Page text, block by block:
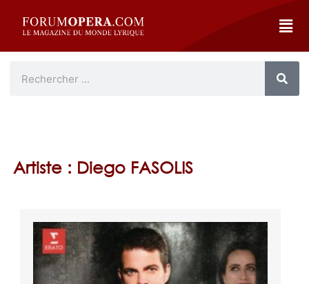
Artiste : Diego FASOLIS